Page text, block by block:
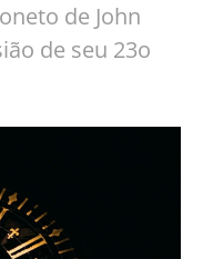
de John
de seu 23o